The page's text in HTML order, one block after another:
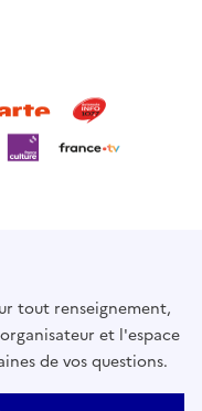
tout renseignement,
et l'espace
de vos questions.